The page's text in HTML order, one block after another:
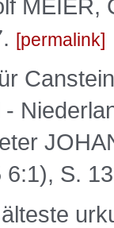
MEIER,
permalink
6:1), S.